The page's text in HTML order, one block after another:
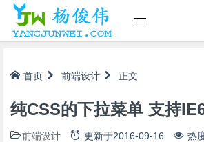
首页 前端设计 正文
纯CSS的下拉菜单 支持
前端设计 更新于2016-09-16 热